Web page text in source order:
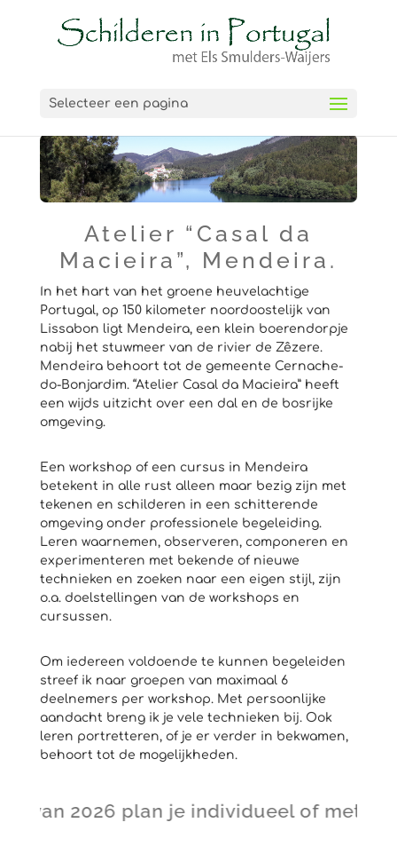
Selecteer een pagina
Atelier “Casal da
Macieira”, Mendeira.
In het hart van het groene heuvelachtige
Portugal, op 150 kilometer noordoostelijk van
Lissabon ligt Mendeira, een klein boerendorpje
nabij het stuwmeer van de rivier de Zêzere.
Mendeira behoort tot de gemeente Cernache-
do-Bonjardim. “Atelier Casal da Macieira” heeft
een wijds uitzicht over een dal en de bosrijke
omgeving.
Een workshop of een cursus in Mendeira
betekent in alle rust alleen maar bezig zijn met
tekenen en schilderen in een schitterende
omgeving onder professionele begeleiding.
Leren waarnemen, observeren, componeren en
experimenteren met bekende of nieuwe
technieken en zoeken naar een eigen stijl, zijn
o.a. doelstellingen van de workshops en
cursussen.
Om iedereen voldoende te kunnen begeleiden
streef ik naar groepen van maximaal 6
deelnemers per workshop. Met persoonlijke
aandacht breng ik je vele technieken bij. Ook
leren portretteren, of je er verder in bekwamen,
behoort tot de mogelijkheden.
2026 plan je individueel of met een